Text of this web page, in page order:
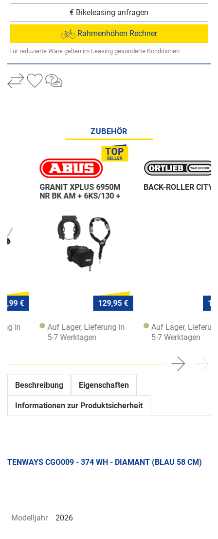
€ Bikeleasing anfragen
Rahmenhöhen Rechner
Für reduzierte Ware gelten im Leasing gesonderte Konditionen
ZUBEHÖR
GRANIT XPLUS 6950M
NR BK AM + 6KS/130 +
129,95 €
Auf Lager, Lieferung in
5-7 Werktagen
BACK-ROLLER CITY QL1
Auf Lager, Lieferung in
5-7 Werktagen
Beschreibung Eigenschaften
Informationen zur Produktsicherheit
TENWAYS CGO009 - 374 WH - DIAMANT (BLAU 58 CM)
Modelljahr 2026